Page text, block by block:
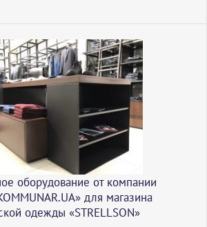
оборудование от компании
для магазина
одежды «STRELLSON»